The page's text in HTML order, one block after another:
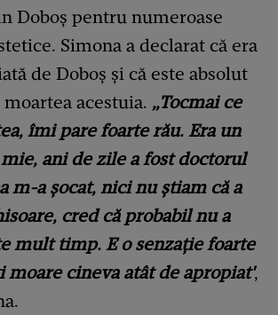
Doboș pentru numeroase
Simona a declarat că era
de Doboș și că este absolut
acestuia. „Tocmai ce
îmi pare foarte rău. Era un
ani de zile a fost doctorul
m-a șocat, nici nu știam că a
cred că probabil nu a
mult timp. E o senzație foarte
moare cineva atât de apropiat',